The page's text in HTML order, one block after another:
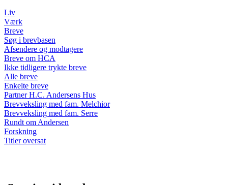
Liv
Værk
Breve
Søg i brevbasen
Afsendere og modtagere
Breve om HCA
Ikke tidligere trykte breve
Alle breve
Enkelte breve
Partner H.C. Andersens Hus
Brevveksling med fam. Melchior
Brevveksling med fam. Serre
Rundt om Andersen
Forskning
Titler oversat